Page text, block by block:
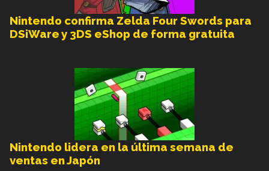
Nintendo confirma Zelda Four Swords para
DSiWare y 3DS eShop de forma gratuita
Nintendo lidera en la última semana de
ventas en Japón